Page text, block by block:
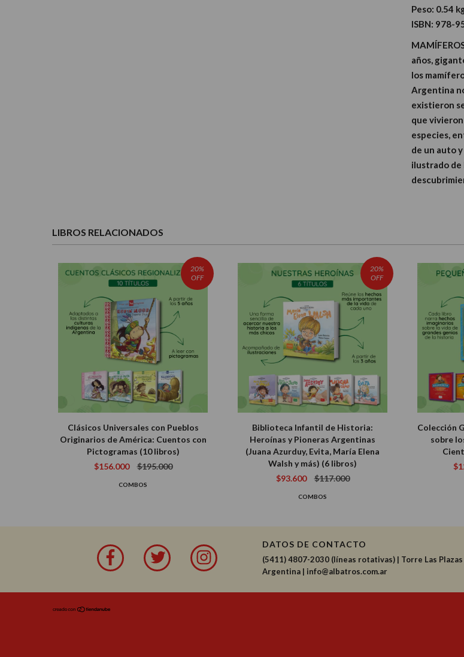
Peso: 0.54
ISBN: 978-
años,
los
Argentina
existieron
que vivieron
especies,
de un auto
ilustrado de
LIBROS RELACIONADOS
20%
OFF
Clásicos Universales con Pueblos
Originarios de América: Cuentos con
Pictogramas (10 libros)
$156.000
$195.000
COMBOS
20%
OFF
Biblioteca Infantil de Historia:
Heroínas y Pioneras Argentinas
(Juana Azurduy, Evita, María Elena
Walsh y más) (6 libros)
$93.600
$117.000
COMBOS
Colección
sobre
DATOS DE CONTACTO
(5411) 4807-2030 (líneas rotativas) | Torre Las
Argentina | info@albatros.com.ar